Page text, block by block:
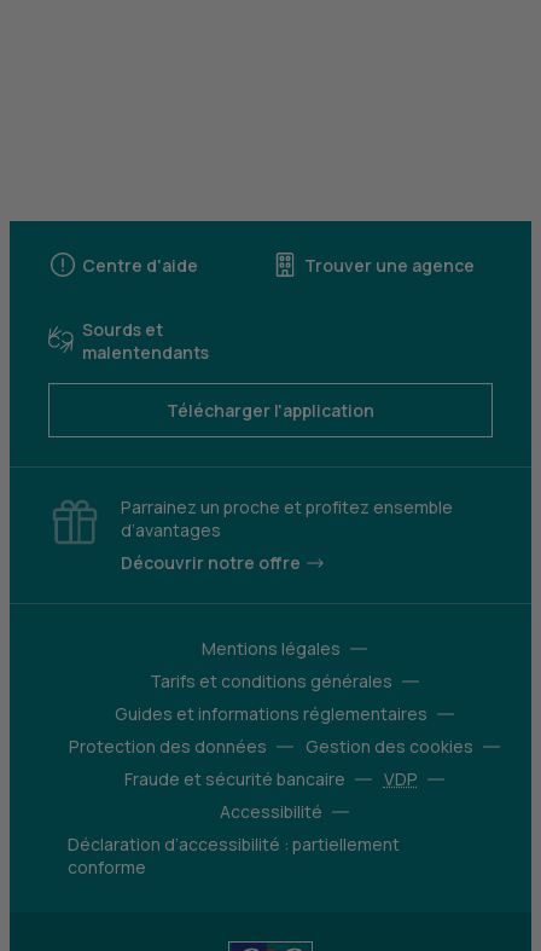
Centre d'aide Trouver une agence
Sourds et
malentendants
Télécharger l'application
Parrainez un proche et profitez ensemble
d’avantages
Découvrir notre offre
Mentions légales
Tarifs et conditions générales
Guides et informations réglementaires
Protection des données
Gestion des cookies
Fraude et sécurité bancaire
VDP
Accessibilité
Déclaration d’accessibilité : partiellement
conforme